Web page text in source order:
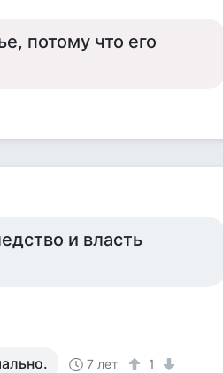
потому что его
и власть
7 лет 1